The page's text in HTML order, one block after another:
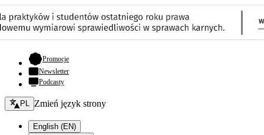
Promocje- otwiera się w nowej karcie
Newsletter
Podcasty
Zmień język - bieżący:
PL Zmień język strony
English (EN)